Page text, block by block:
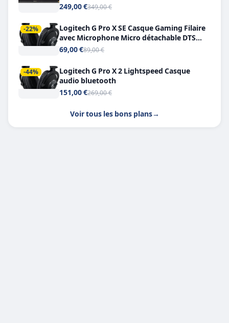
249,00 €349,00 €
-22%
Logitech G Pro X SE Casque Gaming Filaire
avec Microphone Micro détachable DTS
Headphone X 7.1
69,00 €89,00 €
-44%
Logitech G Pro X 2 Lightspeed Casque
audio bluetooth
151,00 €269,00 €
Voir tous les bons plans→